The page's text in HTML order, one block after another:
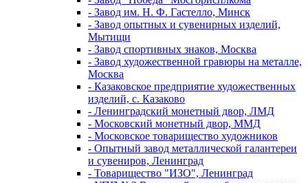
- Завод им. Н. Ф. Гастелло, Минск
- Завод опытных и сувенирных изделий,
Мытищи
- Завод спортивных знаков, Москва
- Завод художественной гравюры на металле,
Москва
- Казаковское предприятие художественных
изделий, с. Казаково
- Ленинградский монетный двор, ЛМД
- Московский монетный двор, ММД
- Московское товарищество художников
- Опытный завод металлической галантереи
и сувениров, Ленинград
- Товарищество "ИЗО", Ленинград